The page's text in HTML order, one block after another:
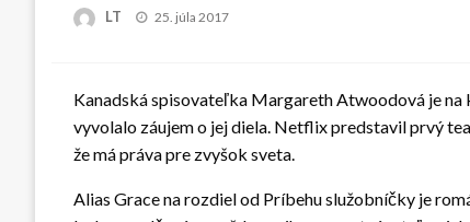
LT
Posted
25. júla 2017
Kanadská spisovateľka Margareth Atwoodová je na
vyvolalo záujem o jej diela. Netflix predstavil prvý
že má práva pre zvyšok sveta.
Alias Grace na rozdiel od Príbehu služobníčky je